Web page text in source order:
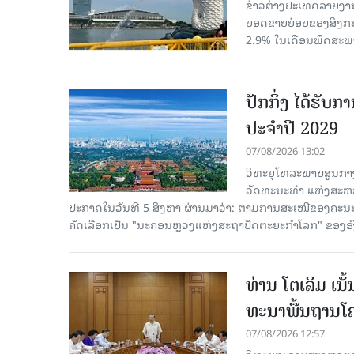
ຂ່າວຕ່າງປະເທດລາຍງ
ຍອດຂາຍຍ່ອຍຂອງສິງ
2.9% ໃນເດືອນພຶດສະ
ປັກກິ່ງ ໄດ້ຮັບກ
ປະຈຳປີ 2029
07/08/2026 13:02
ວິທະຍຸໂທລະພາບສູນກາ
ວັດທະນະທຳ ແຫ່ງສະຫ
ປະກາດໃນວັນທີ 5 ສິງຫາ ຜ່ານມາວ່າ: ຕາມການສະເໜີຂອງຄະ
ຄັດ​ເລືອກເປັນ "ນະຄອນຫຼວງແຫ່ງສະຖາປັດຕະຍະກຳໂລກ" ຂອງ
ທ່ານ ໂຕ​ເລິມ
ທະ​ນາ​ພື້ນ​ຖານ​ໂ
07/08/2026 12:57